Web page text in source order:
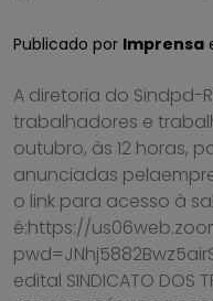
Publicado por Imprensa
A diretoria do Sindpd-
trabalhadores e
outubro, às 12 horas,
anunciadas
o link para acesso à
é:https://
edital SINDICATO DOS